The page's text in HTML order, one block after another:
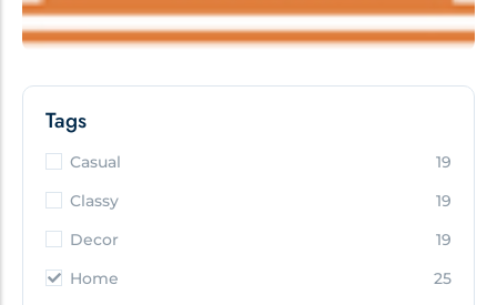
Tags
Casual
19
Classy
19
Decor
19
Home
25